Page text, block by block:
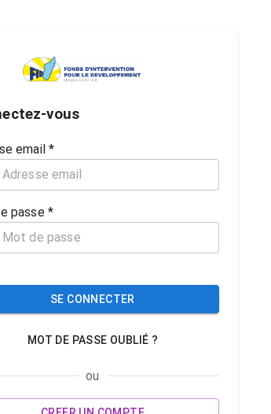
vous
email *
passe *
SE CONNECTER
MOT DE PASSE OUBLIÉ ?
ou